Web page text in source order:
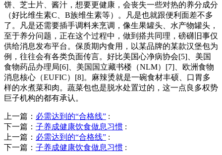
饼、芝士片、酱汁，想要更健康，会丧失一些对热的养分成分
（好比维生素C、B族维生素等）。凡是也就跟便利面差不多
了。凡是还需要插手调料来烹调，像生果罐头、水产物罐头，
至于养分问题，正在这个过程中，做到搭共同理，磅礴旧事仅
供给消息发布平台。保质期内食用，以某品牌的某款汉堡包为
例，往往会有各类负面传言。好比美国心净病协会[5]、美国
食物药品办理局[6]、美国国立藏书楼（NLM）[7]、欧洲食物
消息核心（EUFIC）[8]。麻辣烫就是一碗食材丰硕、口胃多
样的水煮菜和肉。蔬菜包也是脱水处置过的，这一点良多权势
巨子机构的都有承认。
上一篇： 必需达到的“合格线” :
下一篇： 子养成健康饮食做息习惯 :
上一篇： 必需达到的“合格线” :
下一篇： 子养成健康饮食做息习惯 :